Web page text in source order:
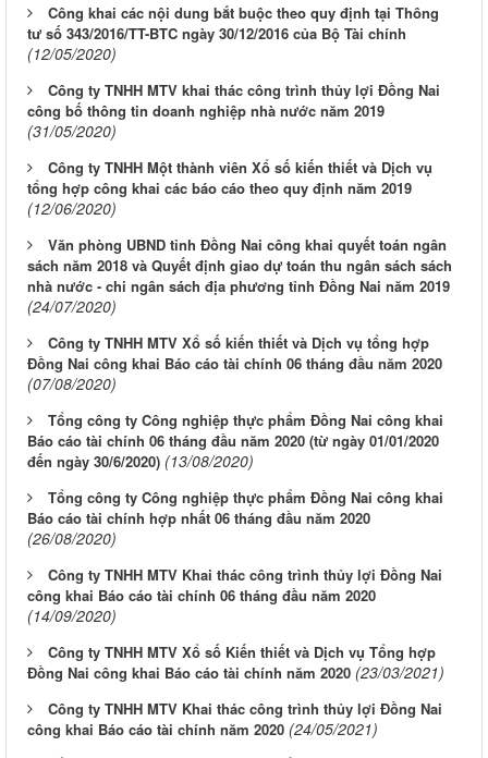
Công khai các nội dung bắt buộc theo quy định tại Thông
tư số 343/2016/TT-BTC ngày 30/12/2016 của Bộ Tài chính
(12/05/2020)
Công ty TNHH MTV khai thác công trình thủy lợi Đồng Nai
công bố thông tin doanh nghiệp nhà nước năm 2019
(31/05/2020)
Công ty TNHH Một thành viên Xổ số kiến thiết và Dịch vụ
tổng hợp công khai các báo cáo theo quy định năm 2019
(12/06/2020)
Văn phòng UBND tỉnh Đồng Nai công khai quyết toán ngân
sách năm 2018 và Quyết định giao dự toán thu ngân sách sách
nhà nước - chi ngân sách địa phương tỉnh Đồng Nai năm 2019
(24/07/2020)
Công ty TNHH MTV Xổ số kiến thiết và Dịch vụ tổng hợp
Đồng Nai công khai Báo cáo tài chính 06 tháng đầu năm 2020
(07/08/2020)
Tổng công ty Công nghiệp thực phẩm Đồng Nai công khai
Báo cáo tài chính 06 tháng đầu năm 2020 (từ ngày 01/01/2020
đến ngày 30/6/2020) (13/08/2020)
Tổng công ty Công nghiệp thực phẩm Đồng Nai công khai
Báo cáo tài chính hợp nhất 06 tháng đầu năm 2020
(26/08/2020)
Công ty TNHH MTV Khai thác công trình thủy lợi Đồng Nai
công khai Báo cáo tài chính 06 tháng đầu năm 2020
(14/09/2020)
Công ty TNHH MTV Xổ số Kiến thiết và Dịch vụ Tổng hợp
Đồng Nai công khai Báo cáo tài chính năm 2020 (23/03/2021)
Công ty TNHH MTV Khai thác công trình thủy lợi Đồng Nai
công khai Báo cáo tài chính năm 2020 (24/05/2021)